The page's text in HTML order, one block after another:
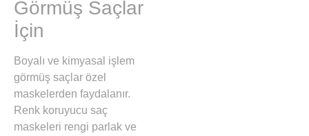
Görmüş Saçlar
İçin
Boyalı ve kimyasal işlem
görmüş saçlar özel
maskelerden faydalanır.
Renk koruyucu saç
maskeleri rengi parlak ve